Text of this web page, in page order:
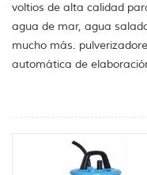
voltios de alta calidad
agua de mar, agua
mucho más.
automática de